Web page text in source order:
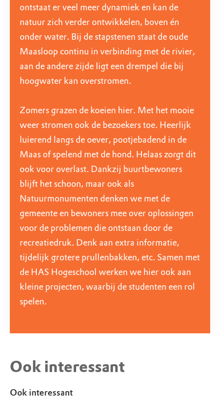
ontstaat er veel meer dynamiek en kan de
natuur zich verder ontwikkelen, boven én
onder water. Bij de stapstenen staat de oude
Maasloop continu in verbinding met de rivier,
aan de andere zijde ligt een drempel die bij
hoogwater kan overstromen.
Zomers grazen de koeien hier. Met het mooie
weer stromen ook de bezoekers toe. Heerlijk
luierend langs de oever, pootjebadend in de
Maas of spelend met de hond. Helaas zorgt dit
ook voor overlast. Dankzij buurtbewoners
blijft het schoon, maar ook als
Natuurmonumenten denken we met de
gemeente en bewoners mee over oplossingen
voor de problemen die ontstaan door de
recreatiedruk. Denk aan extra informatie,
tijdelijk grotere prullenbakken, etc. Samen met
de HAS Hogeschool werken we hier ook aan
kleine projecten, waarbij de studenten een rol
spelen.
Ook interessant
Ook interessant